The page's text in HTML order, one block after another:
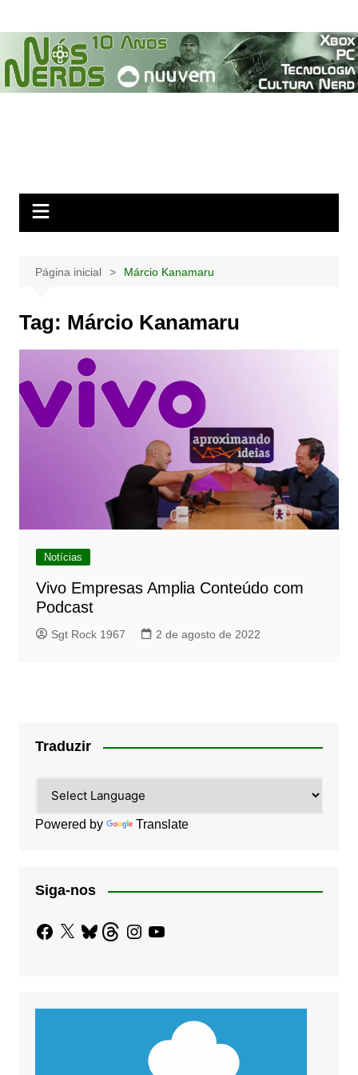
para
conteúdo
Página inicial Márcio Kanamaru
Tag: Márcio Kanamaru
Notícias
Vivo Empresas Amplia Conteúdo com
Podcast
Sgt Rock 1967 2 de agosto de 2022
Traduzir
Powered by Translate
Siga-nos
Facebook
X BlueskyThreadsInstagram
YouTube